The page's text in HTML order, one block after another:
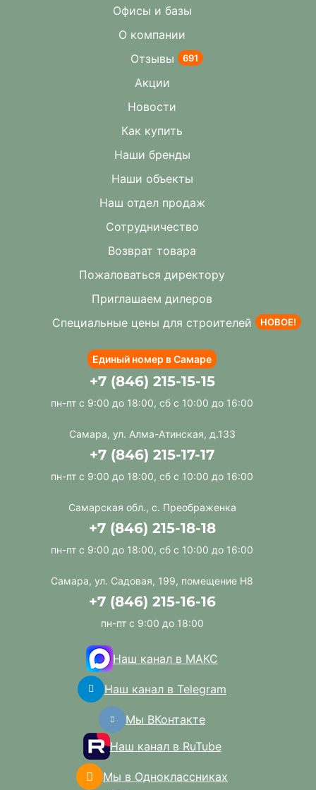
Офисы и базы
О компании
Отзывы
691
Акции
Новости
Как купить
Наши бренды
Наши объекты
Наш отдел продаж
Сотрудничество
Возврат товара
Пожаловаться директору
Приглашаем дилеров
Специальные цены для строителей
НОВОЕ!
Единый номер в Самаре
+7 (846) 215-15-15
пн-пт с 9:00 до 18:00, сб с 10:00 до 16:00
Самара, ул. Алма-Атинская, д.133
+7 (846) 215-17-17
пн-пт с 9:00 до 18:00, сб с 10:00 до 16:00
Самарская обл., с. Преображенка
+7 (846) 215-18-18
пн-пт с 9:00 до 18:00, сб с 10:00 до 16:00
Самара, ул. Садовая, 199, помещение Н8
+7 (846) 215-16-16
пн-пт с 9:00 до 18:00
Наш канал в МАКС
Наш канал в Telegram
Мы ВКонтакте
Наш канал в RuTube
Мы в Одноклассниках